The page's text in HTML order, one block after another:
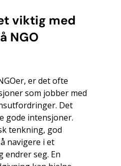
viktig med
NGO
er det ofte
som jobber med
Det
gode intensjoner.
tenkning, god
navigere i et
endrer seg. En